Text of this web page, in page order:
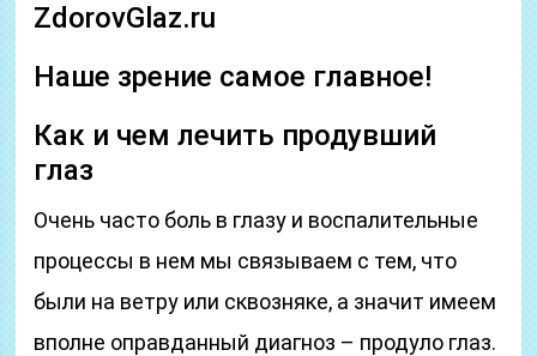
ZdorovGlaz.ru
Наше зрение самое главное!
Как и чем лечить продувший
глаз
Очень часто боль в глазу и воспалительные
процессы в нем мы связываем с тем, что
были на ветру или сквозняке, а значит имеем
вполне оправданный диагноз – продуло глаз.